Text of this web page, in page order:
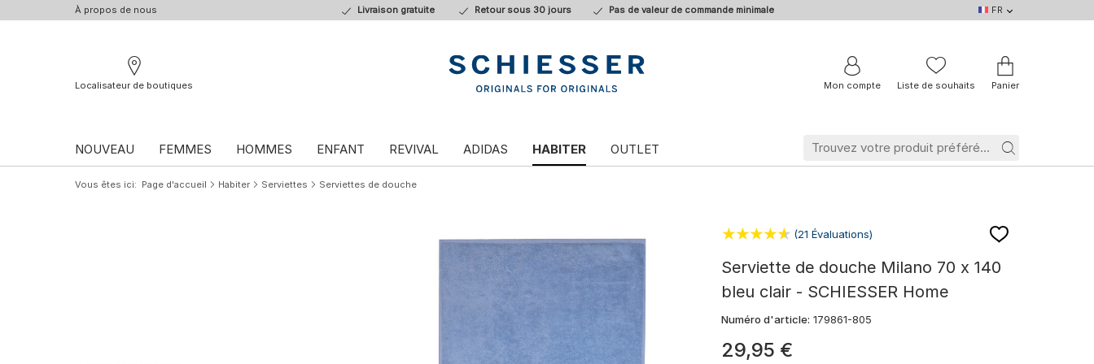
À propos de nous Livraison gratuite Retour sous 30 jours Pas de valeur de commande minimale
FR
DE
NL
BE
FR
Localisateur de boutiques Mon compte Liste de souhaits Panier
NOUVEAU FEMMES HOMMES ENFANT REVIVAL ADIDAS HABITER OUTLET
Vous êtes ici Page d'accueil Habiter Serviettes Serviettes de douche
(21 Évaluations)
Serviette de douche Milano 70 x 140
bleu clair - SCHIESSER Home
Numéro d'article: 179861-805
29,95 €